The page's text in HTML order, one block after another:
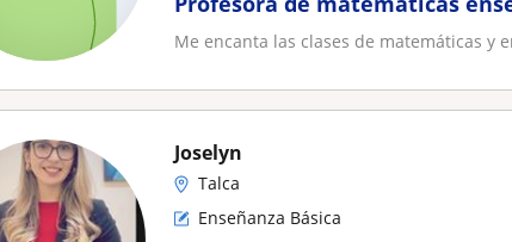
Me encanta las clases de matemáticas y
Joselyn
Talca
Enseñanza Básica